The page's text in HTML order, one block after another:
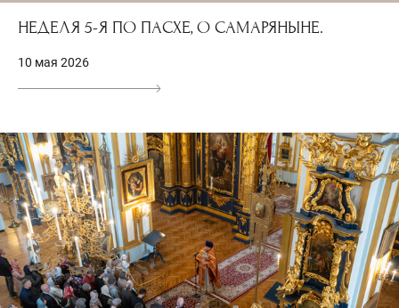
НЕДЕЛЯ 5-Я ПО ПАСХЕ, О САМАРЯНЫНЕ.
10 мая 2026